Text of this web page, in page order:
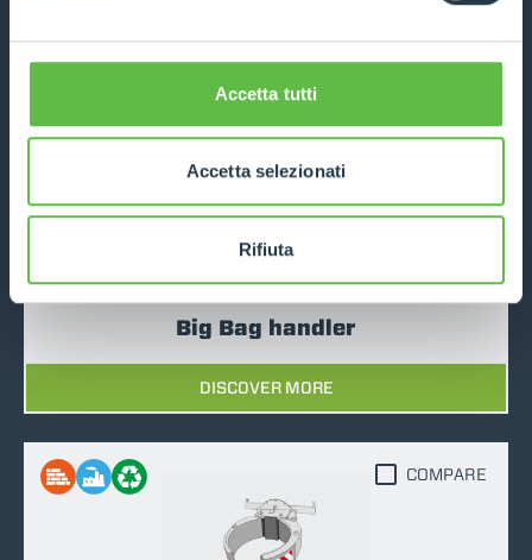
Accetta tutti
Accetta selezionati
Rifiuta
DISCOVER MORE
Big Bag handler
DISCOVER MORE
COMPARE